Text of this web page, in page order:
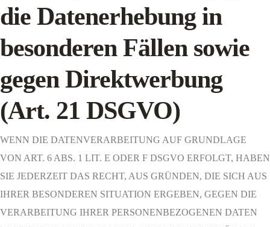
die Datenerhebung in
besonderen Fällen sowie
gegen Direktwerbung
(Art. 21 DSGVO)
WENN DIE DATENVERARBEITUNG AUF GRUNDLAGE
VON ART. 6 ABS. 1 LIT. E ODER F DSGVO ERFOLGT, HABEN
SIE JEDERZEIT DAS RECHT, AUS GRÜNDEN, DIE SICH AUS
IHRER BESONDEREN SITUATION ERGEBEN, GEGEN DIE
VERARBEITUNG IHRER PERSONENBEZOGENEN DATEN